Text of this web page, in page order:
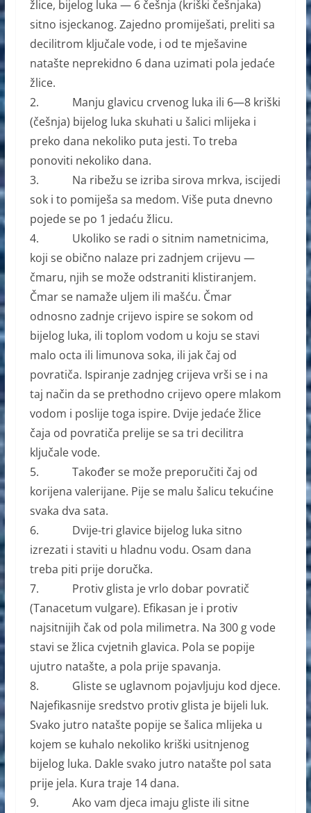
žlice, bijelog luka — 6 češnja (kriški češnjaka)
sitno isjeckanog. Zajedno promiješati, preliti sa
decilitrom ključale vode, i od te mješavine
natašte neprekidno 6 dana uzimati pola jedaće
žlice.
2. Manju glavicu crvenog luka ili 6—8 kriški
(češnja) bijelog luka skuhati u šalici mlijeka i
preko dana nekoliko puta jesti. To treba
ponoviti nekoliko dana.
3. Na ribežu se izriba sirova mrkva, iscijedi
sok i to pomiješa sa medom. Više puta dnevno
pojede se po 1 jedaću žlicu.
4. Ukoliko se radi o sitnim nametnicima,
koji se obično nalaze pri zadnjem crijevu —
čmaru, njih se može odstraniti klistiranjem.
Čmar se namaže uljem ili mašću. Čmar
odnosno zadnje crijevo ispire se sokom od
bijelog luka, ili toplom vodom u koju se stavi
malo octa ili limunova soka, ili jak čaj od
povratiča. Ispiranje zadnjeg crijeva vrši se i na
taj način da se prethodno crijevo opere mlakom
vodom i poslije toga ispire. Dvije jedaće žlice
čaja od povratiča prelije se sa tri decilitra
ključale vode.
5. Također se može preporučiti čaj od
korijena valerijane. Pije se malu šalicu tekućine
svaka dva sata.
6. Dvije-tri glavice bijelog luka sitno
izrezati i staviti u hladnu vodu. Osam dana
treba piti prije doručka.
7. Protiv glista je vrlo dobar povratič
(Tanacetum vulgare). Efikasan je i protiv
najsitnijih čak od pola milimetra. Na 300 g vode
stavi se žlica cvjetnih glavica. Pola se popije
ujutro natašte, a pola prije spavanja.
8. Gliste se uglavnom pojavljuju kod djece.
Najefikasnije sredstvo protiv glista je bijeli luk.
Svako jutro natašte popije se šalica mlijeka u
kojem se kuhalo nekoliko kriški usitnjenog
bijelog luka. Dakle svako jutro natašte pol sata
prije jela. Kura traje 14 dana.
9. Ako vam djeca imaju gliste ili sitne